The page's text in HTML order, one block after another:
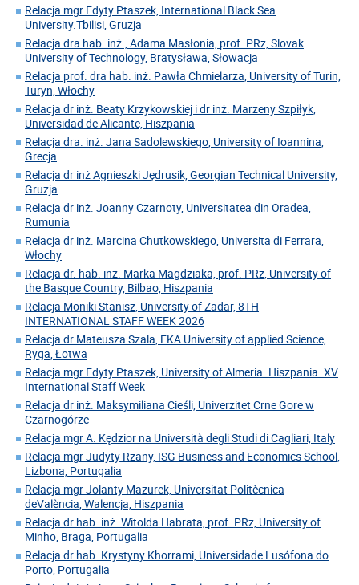
Relacja mgr Edyty Ptaszek, International Black Sea
University.Tbilisi, Gruzja
Relacja dra hab. inż., Adama Masłonia, prof. PRz, Slovak
University of Technology, Bratysława, Słowacja
Relacja prof. dra hab. inż. Pawła Chmielarza, University of Turin,
Turyn, Włochy
Relacja dr inż. Beaty Krzykowskiej i dr inż. Marzeny Szpiłyk,
Universidad de Alicante, Hiszpania
Relacja dra. inż. Jana Sadolewskiego, University of Ioannina,
Grecja
Relacja dr inż Agnieszki Jędrusik, Georgian Technical University,
Gruzja
Relacja dr inż. Joanny Czarnoty, Universitatea din Oradea,
Rumunia
Relacja dr inż. Marcina Chutkowskiego, Universita di Ferrara,
Włochy
Relacja dr. hab. inż. Marka Magdziaka, prof. PRz, University of
the Basque Country, Bilbao, Hiszpania
Relacja Moniki Stanisz, University of Zadar, 8TH
INTERNATIONAL STAFF WEEK 2026
Relacja dr Mateusza Szala, EKA University of applied Science,
Ryga, Łotwa
Relacja mgr Edyty Ptaszek, University of Almeria. Hiszpania. XV
International Staff Week
Relacja dr inż. Maksymiliana Cieśli, Univerzitet Crne Gore w
Czarnogórze
Relacja mgr A. Kędzior na Università degli Studi di Cagliari, Italy
Relacja mgr Judyty Rżany, ISG Business and Economics School,
Lizbona, Portugalia
Relacja mgr Jolanty Mazurek, Universitat Politècnica
deValència, Walencja, Hiszpania
Relacja dr hab. inż. Witolda Habrata, prof. PRz, University of
Minho, Braga, Portugalia
Relacja dr hab. Krystyny Khorrami, Universidade Lusófona do
Porto, Portugalia